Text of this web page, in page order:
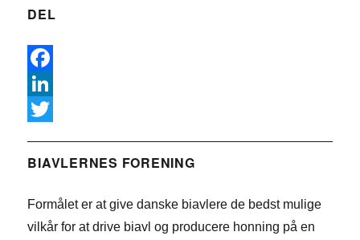
DEL
F
a
e
o
L
n
e
w
t
BIAVLERNES FORENING
Formålet er at give danske biavlere de bedst mulige
vilkår for at drive biavl og producere honning på en